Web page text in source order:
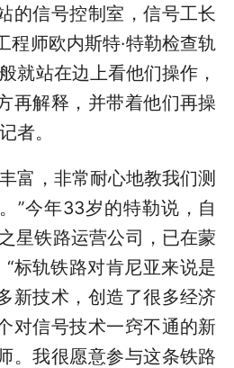
信号控制室，信号工长
程师欧内斯特·特勒检查轨
就站在边上看他们操作，
再解释，并带着他们再操
者。
，非常耐心地教我们测
”今年33岁的特勒说，自
星铁路运营公司，已在蒙
标轨铁路对肯尼亚来说是
新技术，创造了很多经济
对信号技术一窍不通的新
。我很愿意参与这条铁路